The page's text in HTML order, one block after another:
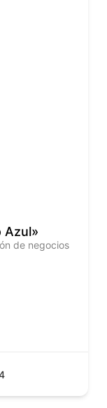
Azul»
de negocios